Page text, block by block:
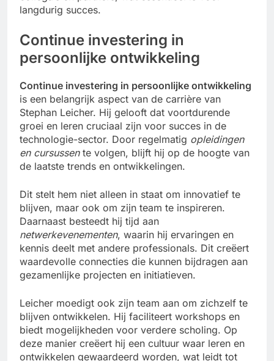
langdurig succes.
Continue investering in
persoonlijke ontwikkeling
Continue investering in persoonlijke ontwikkeling
is een belangrijk aspect van de carrière van
Stephan Leicher. Hij gelooft dat voortdurende
groei en leren cruciaal zijn voor succes in de
technologie-sector. Door regelmatig opleidingen
en cursussente volgen, blijft hij op de hoogte van
de laatste trends en ontwikkelingen.
Dit stelt hem niet alleen in staat om innovatief te
blijven, maar ook om zijn team te inspireren.
Daarnaast besteedt hij tijd aan
netwerkevenementen, waarin hij ervaringen en
kennis deelt met andere professionals. Dit creëert
waardevolle connecties die kunnen bijdragen aan
gezamenlijke projecten en initiatieven.
Leicher moedigt ook zijn team aan om zichzelf te
blijven ontwikkelen. Hij faciliteert workshops en
biedt mogelijkheden voor verdere scholing. Op
deze manier creëert hij een cultuur waar leren en
ontwikkelen gewaardeerd worden, wat leidt tot